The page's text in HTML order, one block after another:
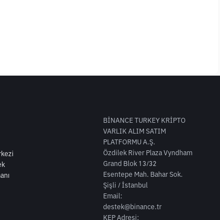
BİNANCE TURKEY KRİPTO
VARLIK ALIM SATIM
PLATFORMU A.Ş.
Özdilek River Plaza Vyndham
Grand Blok 13/32
Esentepe Mah. Bahar Sok.
Şişli / İstanbul
Email:
destek@binance.tr
KEP Adresi: